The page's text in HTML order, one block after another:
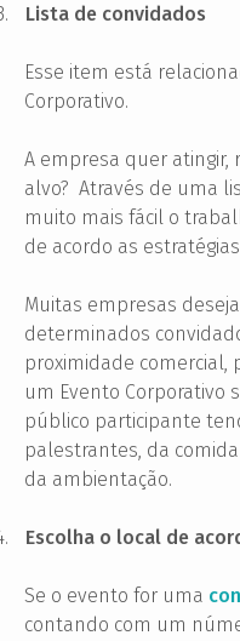
Lista de convidados
Esse item está
Corporativo.
A empresa quer
alvo? Através de uma
muito mais fácil o
de acordo as
Muitas empresas
determinados
proximidade comercial,
um Evento Corporativo
público participante
palestrantes, da
da ambientação.
Escolha o local de
Se o evento for uma
contando com um